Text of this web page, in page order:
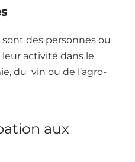
des personnes ou
activité dans le
du vin ou de l’agro-
aux